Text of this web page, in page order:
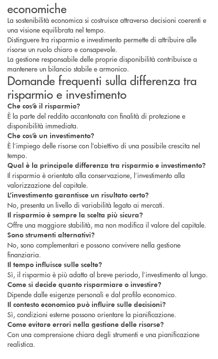
economiche
La sostenibilità economica si costruisce attraverso decisioni coerenti e
una visione equilibrata nel tempo.
Distinguere tra risparmio e investimento permette di attribuire alle
risorse un ruolo chiaro e consapevole.
La gestione responsabile delle proprie disponibilità contribuisce a
mantenere un bilancio stabile e armonico.
Domande frequenti sulla differenza tra
risparmio e investimento
Che cos’è il risparmio?
È la parte del reddito accantonata con finalità di protezione e
disponibilità immediata.
Che cos’è un investimento?
È l’impiego delle risorse con l’obiettivo di una possibile crescita nel
tempo.
Qual è la principale differenza tra risparmio e investimento?
Il risparmio è orientato alla conservazione, l’investimento alla
valorizzazione del capitale.
L’investimento garantisce un risultato certo?
No, presenta un livello di variabilità legato ai mercati.
Il risparmio è sempre la scelta più sicura?
Offre una maggiore stabilità, ma non modifica il valore del capitale.
Sono strumenti alternativi?
No, sono complementari e possono convivere nella gestione
finanziaria.
Il tempo influisce sulle scelte?
Sì, il risparmio è più adatto al breve periodo, l’investimento al lungo.
Come si decide quanto risparmiare o investire?
Dipende dalle esigenze personali e dal profilo economico.
Il contesto economico può influire sulle decisioni?
Sì, condizioni esterne possono orientare la pianificazione.
Come evitare errori nella gestione delle risorse?
Con una comprensione chiara degli strumenti e una pianificazione
realistica.